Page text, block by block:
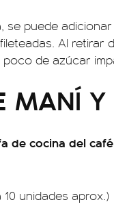
se puede
Al
de azúcar
MANÍ
de cocina del
10 unidades aprox.)